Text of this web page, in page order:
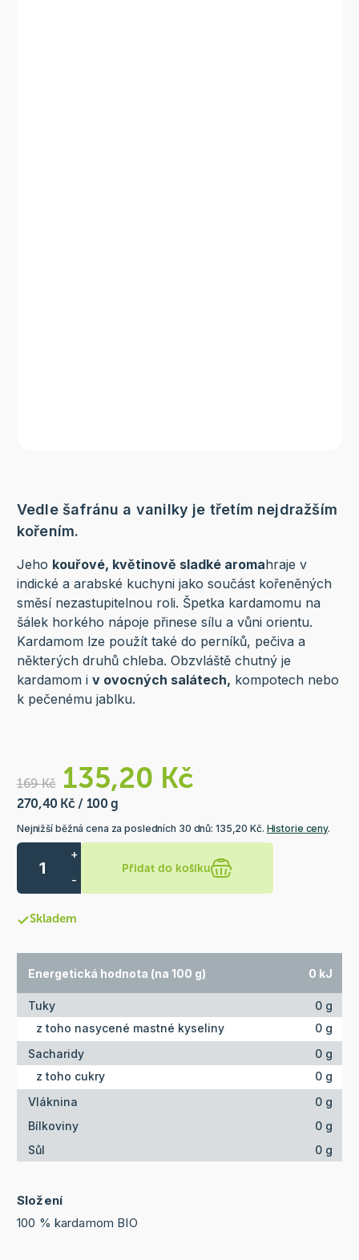
Vedle šafránu a vanilky je třetím nejdražším
kořením.
Jeho kouřové, květinově sladké aromahraje v
indické a arabské kuchyni jako součást kořeněných
směsí nezastupitelnou roli. Špetka kardamomu na
šálek horkého nápoje přinese sílu a vůni orientu.
Kardamom lze použít také do perníků, pečiva a
některých druhů chleba. Obzvláště chutný je
kardamom i v ovocných salátech, kompotech nebo
k pečenému jablku.
169 Kč 135,20 Kč
270,40 Kč / 100 g
Nejnižší běžná cena za posledních 30 dnů: 135,20 Kč. Historie ceny.
+
-
Přidat do košíku
Skladem
Energetická hodnota (na 100 g) 0 kJ
Tuky
0 g
z toho nasycené mastné kyseliny
0 g
Sacharidy
0 g
z toho cukry
0 g
Vláknina
0 g
Bílkoviny
0 g
Sůl
0 g
Složení
100 % kardamom BIO